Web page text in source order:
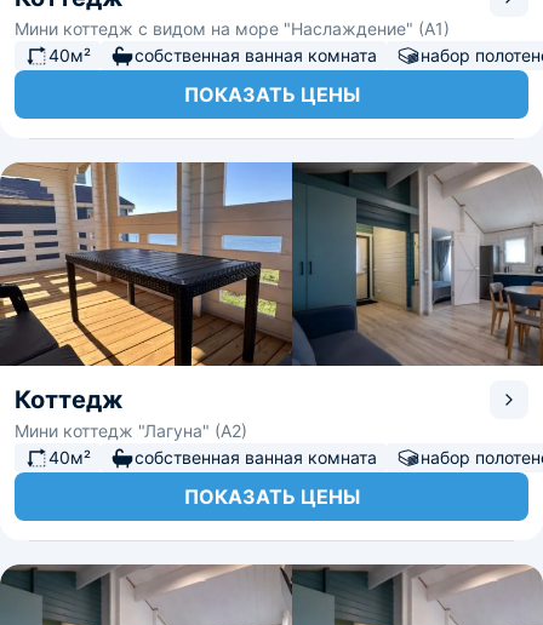
Мини коттедж с видом на море "Наслаждение" (А1)
40м²
собственная ванная комната набор
ПОКАЗАТЬ ЦЕНЫ
Коттедж
Мини коттедж "Лагуна" (А2)
40м²
собственная ванная комната набор
ПОКАЗАТЬ ЦЕНЫ